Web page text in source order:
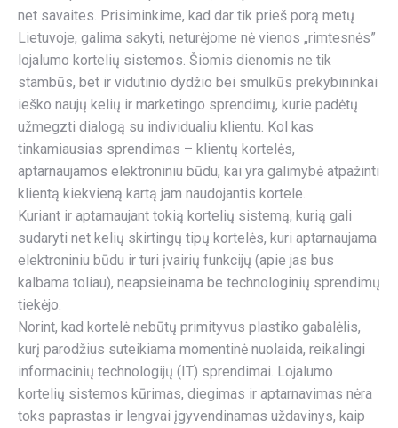
net savaites. Prisiminkime, kad dar tik prieš porą metų
Lietuvoje, galima sakyti, neturėjome nė vienos „rimtesnės”
lojalumo kortelių sistemos. Šiomis dienomis ne tik
stambūs, bet ir vidutinio dydžio bei smulkūs prekybininkai
ieško naujų kelių ir marketingo sprendimų, kurie padėtų
užmegzti dialogą su individualiu klientu. Kol kas
tinkamiausias sprendimas – klientų kortelės,
aptarnaujamos elektroniniu būdu, kai yra galimybė atpažinti
klientą kiekvieną kartą jam naudojantis kortele.
Kuriant ir aptarnaujant tokią kortelių sistemą, kurią gali
sudaryti net kelių skirtingų tipų kortelės, kuri aptarnaujama
elektroniniu būdu ir turi įvairių funkcijų (apie jas bus
kalbama toliau), neapsieinama be technologinių sprendimų
tiekėjo.
Norint, kad kortelė nebūtų primityvus plastiko gabalėlis,
kurį parodžius suteikiama momentinė nuolaida, reikalingi
informacinių technologijų (IT) sprendimai. Lojalumo
kortelių sistemos kūrimas, diegimas ir aptarnavimas nėra
toks paprastas ir lengvai įgyvendinamas uždavinys, kaip